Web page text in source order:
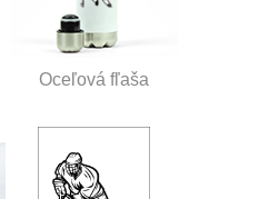
Oceľová fľaša